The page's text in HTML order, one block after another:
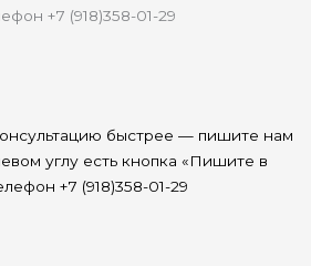
+7 (918)358-01-29
быстрее — пишите нам
углу есть кнопка «Пишите в
+7 (918)358-01-29